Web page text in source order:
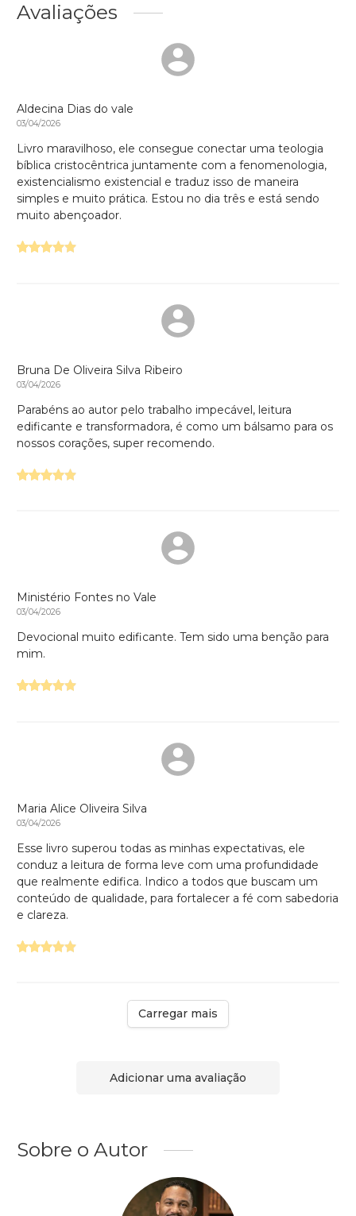
Avaliações
Aldecina Dias do vale
03/04/2026
Livro maravilhoso, ele consegue conectar uma teologia
bíblica cristocêntrica juntamente com a fenomenologia,
existencialismo existencial e traduz isso de maneira
simples e muito prática. Estou no dia três e está sendo
muito abençoador.
Bruna De Oliveira Silva Ribeiro
03/04/2026
Parabéns ao autor pelo trabalho impecável, leitura
edificante e transformadora, é como um bálsamo para os
nossos corações, super recomendo.
Ministério Fontes no Vale
03/04/2026
Devocional muito edificante. Tem sido uma benção para
mim.
Maria Alice Oliveira Silva
03/04/2026
Esse livro superou todas as minhas expectativas, ele
conduz a leitura de forma leve com uma profundidade
que realmente edifica. Indico a todos que buscam um
conteúdo de qualidade, para fortalecer a fé com sabedoria
e clareza.
Carregar mais
Adicionar uma avaliação
Sobre o Autor